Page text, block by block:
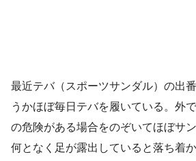
最近テバ（スポーツサンダル）の出
うかほぼ毎日テバを履いている。外
の危険がある場合をのぞいてほぼサ
何となく足が露出していると落ち着